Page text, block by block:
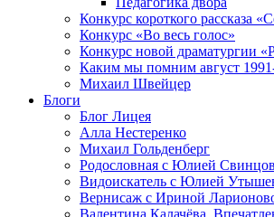
Конкурс короткого рассказа
Конкурс «Во весь голос»
Конкурс новой драматургии
Каким мы помним август
Михаил Швейцер
Блоги
Блог Лицея
Алла Нестеренко
Михаил Гольденберг
Родословная с Юлией
Видоискатель с Юлией
Вернисаж с Ириной